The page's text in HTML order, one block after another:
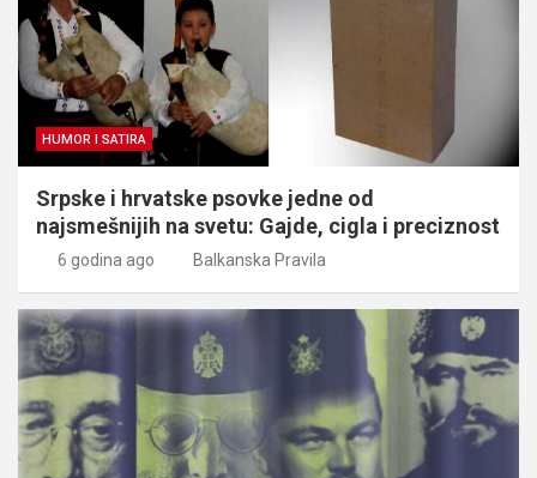
HUMOR I SATIRA
Srpske i hrvatske psovke jedne od
najsmešnijih na svetu: Gajde, cigla i preciznost
6 godina ago Balkanska Pravila